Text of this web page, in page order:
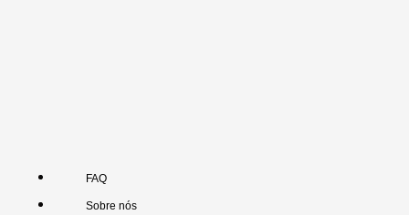
FAQ
Sobre nós